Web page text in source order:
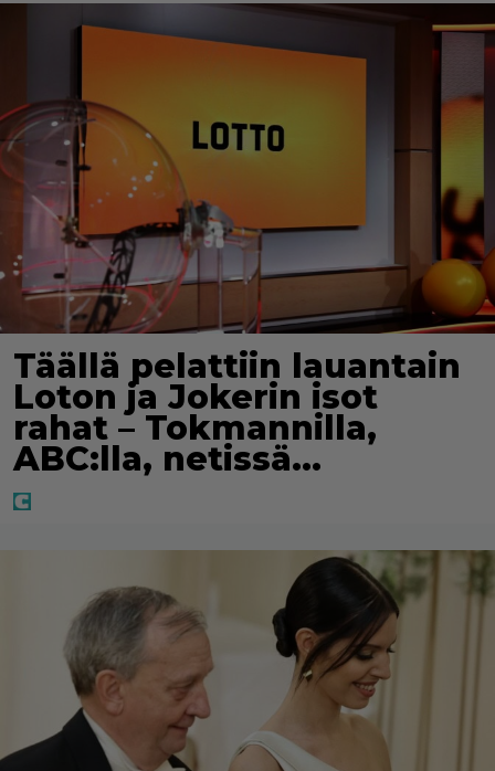
Täällä pelattiin lauantain
Loton ja Jokerin isot
rahat – Tokmannilla,
ABC:lla, netissä…